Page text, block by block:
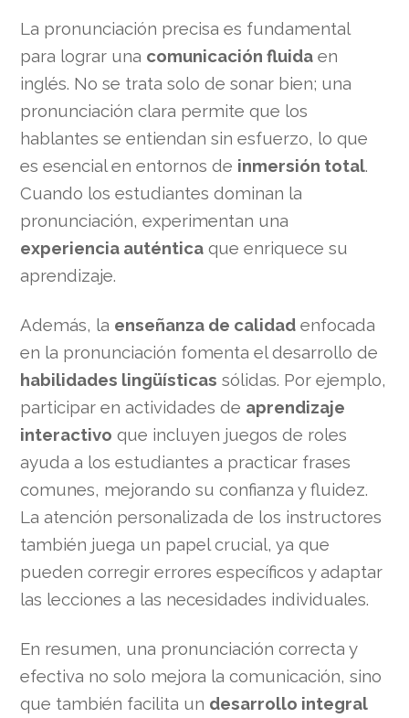
La pronunciación precisa es fundamental
para lograr una comunicación fluida en
inglés. No se trata solo de sonar bien; una
pronunciación clara permite que los
hablantes se entiendan sin esfuerzo, lo que
es esencial en entornos de inmersión total.
Cuando los estudiantes dominan la
pronunciación, experimentan una
experiencia auténtica que enriquece su
aprendizaje.
Además, la enseñanza de calidad enfocada
en la pronunciación fomenta el desarrollo de
habilidades lingüísticas sólidas. Por ejemplo,
participar en actividades de aprendizaje
interactivo que incluyen juegos de roles
ayuda a los estudiantes a practicar frases
comunes, mejorando su confianza y fluidez.
La atención personalizada de los instructores
también juega un papel crucial, ya que
pueden corregir errores específicos y adaptar
las lecciones a las necesidades individuales.
En resumen, una pronunciación correcta y
efectiva no solo mejora la comunicación, sino
que también facilita un desarrollo integral